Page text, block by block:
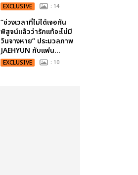
EXCLUSIVE : 14
“ช่วงเวลาที่ไม่ได้เจอกัน
พิสูจน์แล้วว่ารักแท้จะไม่มี
วันจางหาย” ประมวลภาพ
JAEHYUN กับแฟน...
EXCLUSIVE : 10